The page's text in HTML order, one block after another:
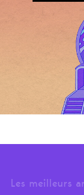
Les meilleurs